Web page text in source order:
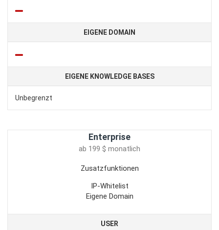
EIGENE DOMAIN
EIGENE KNOWLEDGE BASES
Unbegrenzt
Enterprise
ab 199 $ monatlich
Zusatzfunktionen
IP-Whitelist
Eigene Domain
USER